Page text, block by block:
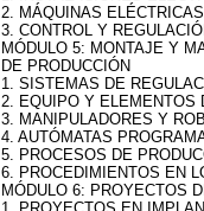
2. MÁQUINAS ELÉCTRICAS
3. CONTROL Y
MÓDULO 5: MONTAJE Y
DE PRODUCCIÓN
1. SISTEMAS DE
2. EQUIPO Y ELEMENTOS
3. MANIPULADORES Y
4. AUTÓMATAS
5. PROCESOS DE
6. PROCEDIMIENTOS EN
MÓDULO 6: PROYECTOS